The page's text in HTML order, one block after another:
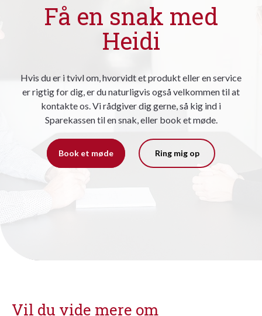
Få en snak med
Heidi
Hvis du er i tvivl om, hvorvidt et produkt eller en service
er rigtig for dig, er du naturligvis også velkommen til at
kontakte os. Vi rådgiver dig gerne, så kig ind i
Sparekassen til en snak, eller book et møde.
Book et møde Ring mig op
Vil du vide mere om